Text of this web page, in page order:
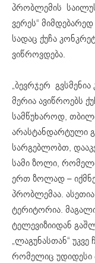
პრობლემის
ვერეს“
სადაც ქუჩა
ვიწროვდება.
„ბევრჯერ
მერია ავიწროებს
სამწუხაროდ,
არასტანდარტული
სარგებლობთ,
სამი ზოლი,
ერთ ზოლად –
პრობლემაა.
ტერიტორია.
ტელევიზიიდან
„ლაგუნასთან“
რომელიც უდიდესი